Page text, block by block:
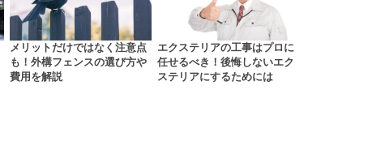
メリットだけではなく注意点
も！外構フェンスの選び方や
費用を解説
エクステリアの工事はプロに
任せるべき！後悔しないエク
ステリアにするためには